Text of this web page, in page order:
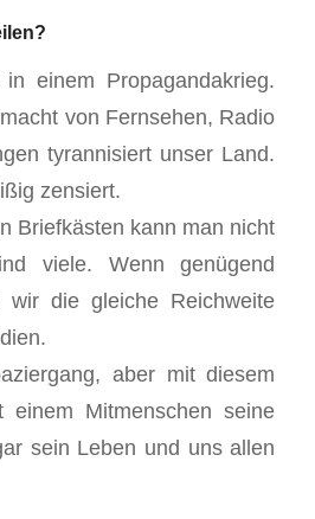
einem Propagandakrieg.
von Fernsehen, Radio
tyrannisiert unser Land.
zensiert.
Briefkästen kann man nicht
viele. Wenn genügend
wir die gleiche Reichweite
aber mit diesem
einem Mitmenschen seine
sein Leben und uns allen